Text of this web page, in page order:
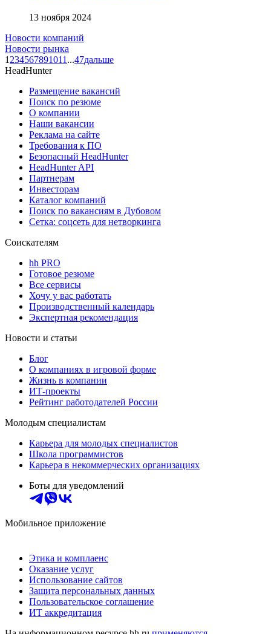
13 ноября 2024
Новости компаний
Новости рынка
1 234567891011 ...47дальше
HeadHunter
Размещение вакансий
Поиск по резюме
О компании
Наши вакансии
Реклама на сайте
Требования к ПО
Безопасный HeadHunter
HeadHunter API
Партнерам
Инвесторам
Каталог компаний
Поиск по вакансиям в Дубовом
Сетка: соцсеть для нетворкинга
Соискателям
hh PRO
Готовое резюме
Все сервисы
Хочу у вас работать
Производственный календарь
Экспертная рекомендация
Новости и статьи
Блог
О компаниях в игровой форме
Жизнь в компании
ИТ-проекты
Рейтинг работодателей России
Молодым специалистам
Карьера для молодых специалистов
Школа программистов
Карьера в некоммерческих организациях
Боты для уведомлений
Мобильное приложение
Этика и комплаенс
Оказание услуг
Использование сайтов
Защита персональных данных
Пользовательское соглашение
ИТ аккредитация